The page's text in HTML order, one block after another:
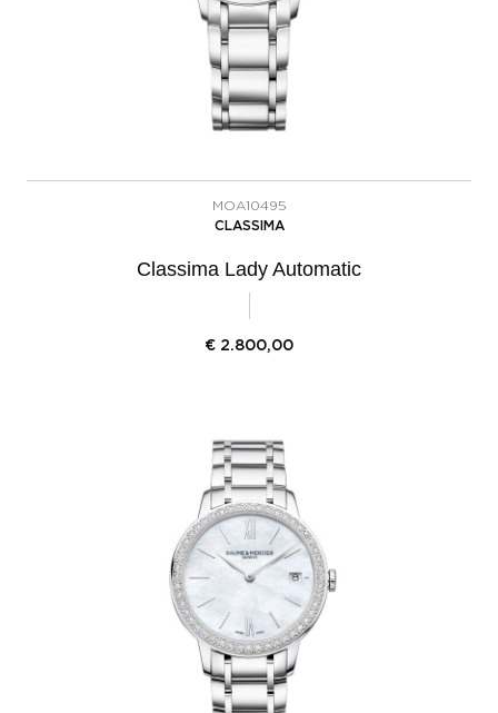
MOA10495
CLASSIMA
Classima Lady Automatic
€ 2.800,00